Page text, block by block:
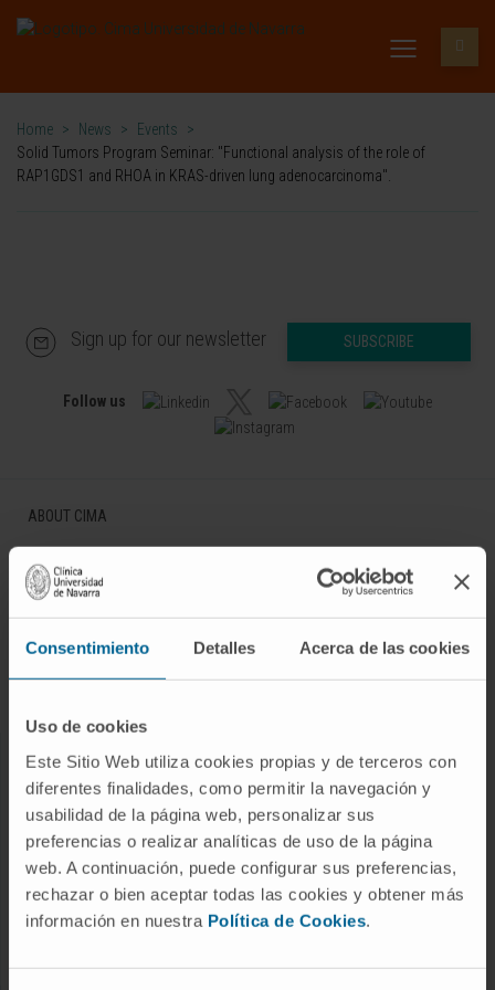
Consentimiento Detalles Acerca de las cookies
Uso de cookies
Este Sitio Web utiliza cookies propias y de terceros con
diferentes finalidades, como permitir la navegación y
usabilidad de la página web, personalizar sus
preferencias o realizar analíticas de uso de la página
web. A continuación, puede configurar sus preferencias,
rechazar o bien aceptar todas las cookies y obtener más
información en nuestra Política de Cookies.
Home > News > Events
>
Solid Tumors Program Seminar: "Functional analysis of the role of
RAP1GDS1 and RHOA in KRAS-driven lung adenocarcinoma".
Sign up for our newsletter SUBSCRIBE
Follow us
ABOUT CIMA
Research Center of the Clinica
DISEASES
Cancer
Cardiovascular diseases
Liver diseases
Nervous System diseases